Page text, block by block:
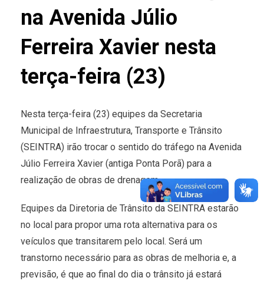
na Avenida Júlio
Ferreira Xavier nesta
terça-feira (23)
Nesta terça-feira (23) equipes da Secretaria
Municipal de Infraestrutura, Transporte e Trânsito
(SEINTRA) irão trocar o sentido do tráfego na Avenida
Júlio Ferreira Xavier (antiga Ponta Porã) para a
realização de obras de drenagem.
Equipes da Diretoria de Trânsito da SEINTRA estarão
no local para propor uma rota alternativa para os
veículos que transitarem pelo local. Será um
transtorno necessário para as obras de melhoria e, a
previsão, é que ao final do dia o trânsito já estará